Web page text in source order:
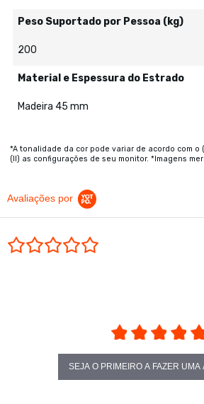
Peso Suportado por Pessoa (kg)
200
Material e Espessura do Estrado
Madeira 45 mm
*A tonalidade da cor pode variar de acordo com
(II) as configurações de seu monitor. *Imagens
Avaliações por
SEJA O PRIMEIRO A FAZER UMA